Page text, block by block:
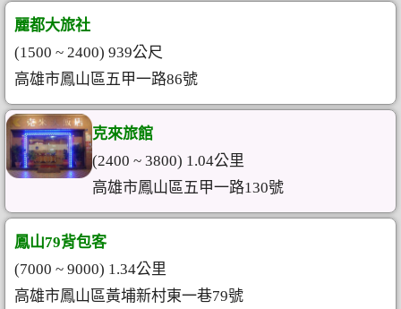
麗都大旅社
(1500 ~ 2400) 939公尺
高雄市鳳山區五甲一路86號
克來旅館
(2400 ~ 3800) 1.04公里
高雄市鳳山區五甲一路130號
鳳山79背包客
(7000 ~ 9000) 1.34公里
高雄市鳳山區黃埔新村東一巷79號